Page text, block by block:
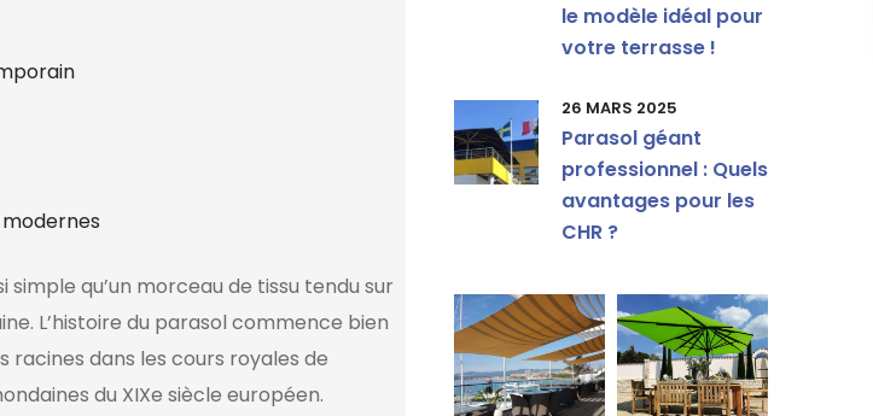
simple qu’un morceau de tissu tendu sur
L’histoire du parasol commence bien
racines dans les cours royales de
du XIXe siècle européen.
le modèle idéal pour
votre terrasse !
26 MARS 2025
Parasol géant
professionnel : Quels
avantages pour les
CHR ?